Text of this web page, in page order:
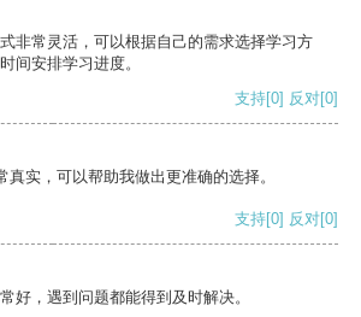
非常灵活，可以根据自己的需求选择学习方
间安排学习进度。
支持[0] 反对[0]
真实，可以帮助我做出更准确的选择。
支持[0] 反对[0]
好，遇到问题都能得到及时解决。